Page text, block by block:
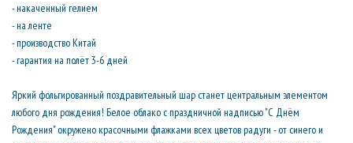
- накаченный гелием
- на ленте
- производство Китай
- гарантия на полёт 3-6 дней
Яркий фольгированный поздравительный шар станет центральным элементом
любого дня рождения! Белое облако с праздничной надписью "С Днём
Рождения" окружено красочными флажками всех цветов радуги - от синего и